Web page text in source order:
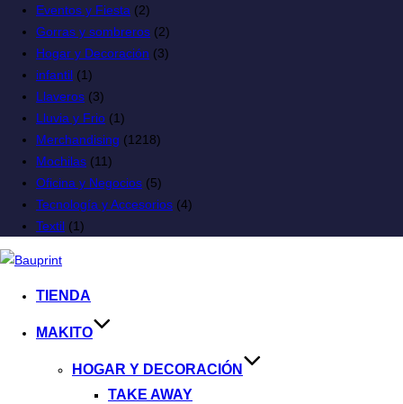
Eventos y Fiesta (2)
Gorras y sombreros (2)
Hogar y Decoración (3)
infantil (1)
Llaveros (3)
Lluvia y Frio (1)
Merchandising (1218)
Mochilas (11)
Oficina y Negocios (5)
Tecnología y Accesorios (4)
Textil (1)
TIENDA
MAKITO
HOGAR Y DECORACIÓN
TAKE AWAY